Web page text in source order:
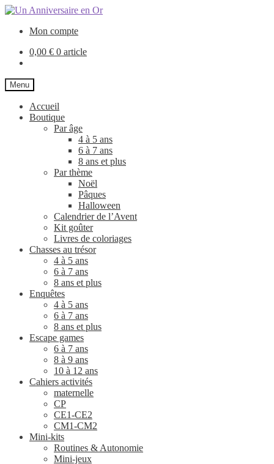
Aller
Aller
contenuMon compte
0,00 € 0 article
Menu
Accueil
Boutique
Par âge
4 à 5 ans
6 à 7 ans
8 ans et plus
Par thème
Noël
Pâques
Halloween
Calendrier de l’Avent
Kit goûter
Livres de coloriages
Chasses au trésor
4 à 5 ans
6 à 7 ans
8 ans et plus
Enquêtes
4 à 5 ans
6 à 7 ans
8 ans et plus
Escape games
6 à 7 ans
8 à 9 ans
10 à 12 ans
Cahiers activités
maternelle
CP
CE1-CE2
CM1-CM2
Mini-kits
Routines & Autonomie
Mini-jeux